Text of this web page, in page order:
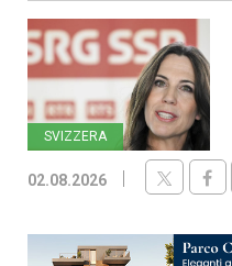
SVIZZERA
02.08.2026